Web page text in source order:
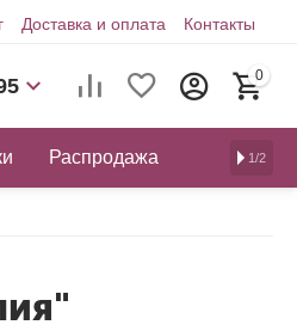
Доставка и оплата Контакты
0
Распродажа 1/2